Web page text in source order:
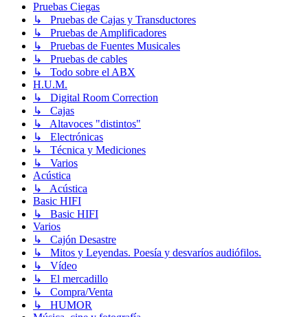
Pruebas Ciegas
↳ Pruebas de Cajas y Transductores
↳ Pruebas de Amplificadores
↳ Pruebas de Fuentes Musicales
↳ Pruebas de cables
↳ Todo sobre el ABX
H.U.M.
↳ Digital Room Correction
↳ Cajas
↳ Altavoces "distintos"
↳ Electrónicas
↳ Técnica y Mediciones
↳ Varios
Acústica
↳ Acústica
Basic HIFI
↳ Basic HIFI
Varios
↳ Cajón Desastre
↳ Mitos y Leyendas. Poesía y desvaríos audiófilos.
↳ Vídeo
↳ El mercadillo
↳ Compra/Venta
↳ HUMOR